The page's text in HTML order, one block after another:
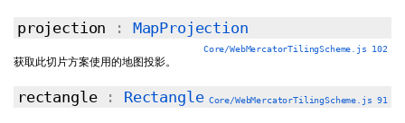
projection : MapProjection
Core/WebMercatorTilingScheme.js 102
获取此切片方案使用的地图投影。
rectangle : Rectangle Core/WebMercatorTilingScheme.js 91